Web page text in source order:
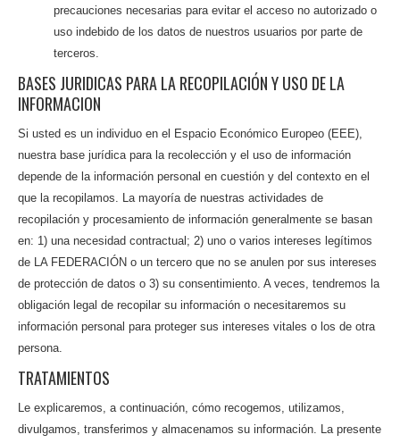
precauciones necesarias para evitar el acceso no autorizado o
uso indebido de los datos de nuestros usuarios por parte de
terceros.
BASES JURIDICAS PARA LA RECOPILACIÓN Y USO DE LA
INFORMACION
Si usted es un individuo en el Espacio Económico Europeo (EEE),
nuestra base jurídica para la recolección y el uso de información
depende de la información personal en cuestión y del contexto en el
que la recopilamos. La mayoría de nuestras actividades de
recopilación y procesamiento de información generalmente se basan
en: 1) una necesidad contractual; 2) uno o varios intereses legítimos
de LA FEDERACIÓN o un tercero que no se anulen por sus intereses
de protección de datos o 3) su consentimiento. A veces, tendremos la
obligación legal de recopilar su información o necesitaremos su
información personal para proteger sus intereses vitales o los de otra
persona.
TRATAMIENTOS
Le explicaremos, a continuación, cómo recogemos, utilizamos,
divulgamos, transferimos y almacenamos su información. La presente